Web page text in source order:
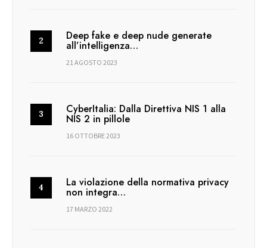
Deep fake e deep nude generate
all’intelligenza…
21 AGOSTO 2023
CyberItalia: Dalla Direttiva NIS 1 alla
NIS 2 in pillole
16 OTTOBRE 2023
La violazione della normativa privacy
non integra…
17 MARZO 2022